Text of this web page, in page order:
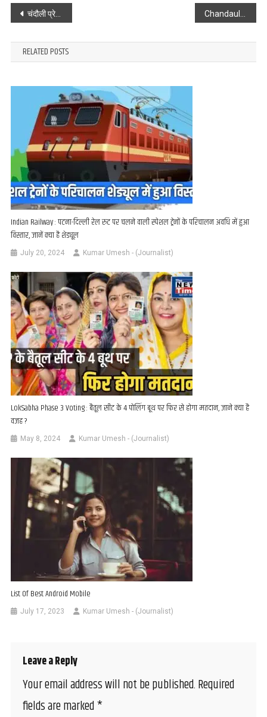
Post
navigation
चंदौली प्रेस क्लब की ज़िला कार्यकारिणी का किया गया गठन
RELATED POSTS
Indian Railway : पटना-दिल्ली रेल रुट पर चलने वाली स्पेशल ट्रेनों के परिचालन अवधि में हुआ
विस्तार, जानें क्या है शेड्यूल
July 20, 2024 Kumar Umesh - (Journalist)
LokSabha Phase 3 Voting : बैतूल सीट के 4 पोलिंग बूथ पर फिर से होगा मतदान, जाने क्या है
वजह ?
May 8, 2024 Kumar Umesh - (Journalist)
List Of Best Android Mobile
July 17, 2023 Kumar Umesh - (Journalist)
Leave a Reply
Your email address will not be published.Required
fields are marked*